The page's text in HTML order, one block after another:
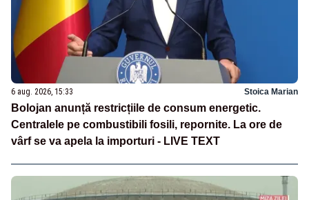
6 aug. 2026, 15:33 Stoica Marian
Bolojan anunță restricțiile de consum energetic.
Centralele pe combustibili fosili, repornite. La ore de
vârf se va apela la importuri - LIVE TEXT